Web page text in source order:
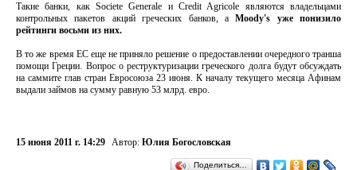
Такие банки, как Societe Generale и Credit Agricole являются владельцами
контрольных пакетов акций греческих банков, аMoody's уже понизило
рейтинги восьми из них.
В то же время ЕС еще не приняло решение о предоставлении очередного транша
помощи Греции. Вопрос о реструктуризации греческого долга будут обсуждать
на саммите глав стран Евросоюза 23 июня. К началу текущего месяца Афинам
выдали займов на сумму равную 53 млрд. евро.
15 июня 2011 г. 14:29 Автор: Юлия Богословская
Поделиться…